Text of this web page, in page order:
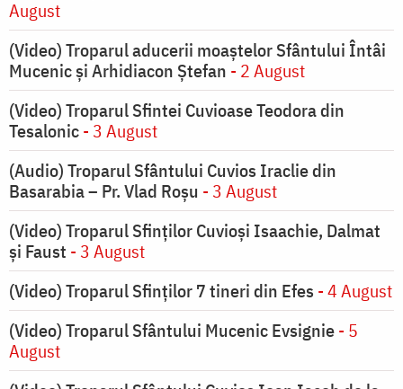
August
(Video) Troparul aducerii moaștelor Sfântului Întâi
Mucenic și Arhidiacon Ștefan - 2 August
(Video) Troparul Sfintei Cuvioase Teodora din
Tesalonic- 3 August
(Audio) Troparul Sfântului Cuvios Iraclie din
Basarabia – Pr. Vlad Roșu - 3 August
(Video) Troparul Sfinților Cuvioși Isaachie, Dalmat
și Faust - 3 August
(Video) Troparul Sfinților 7 tineri din Efes - 4 August
(Video) Troparul Sfântului Mucenic Evsignie- 5
August